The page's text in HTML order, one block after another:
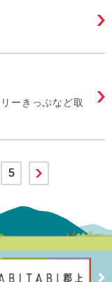
ーきっぷなど取
5